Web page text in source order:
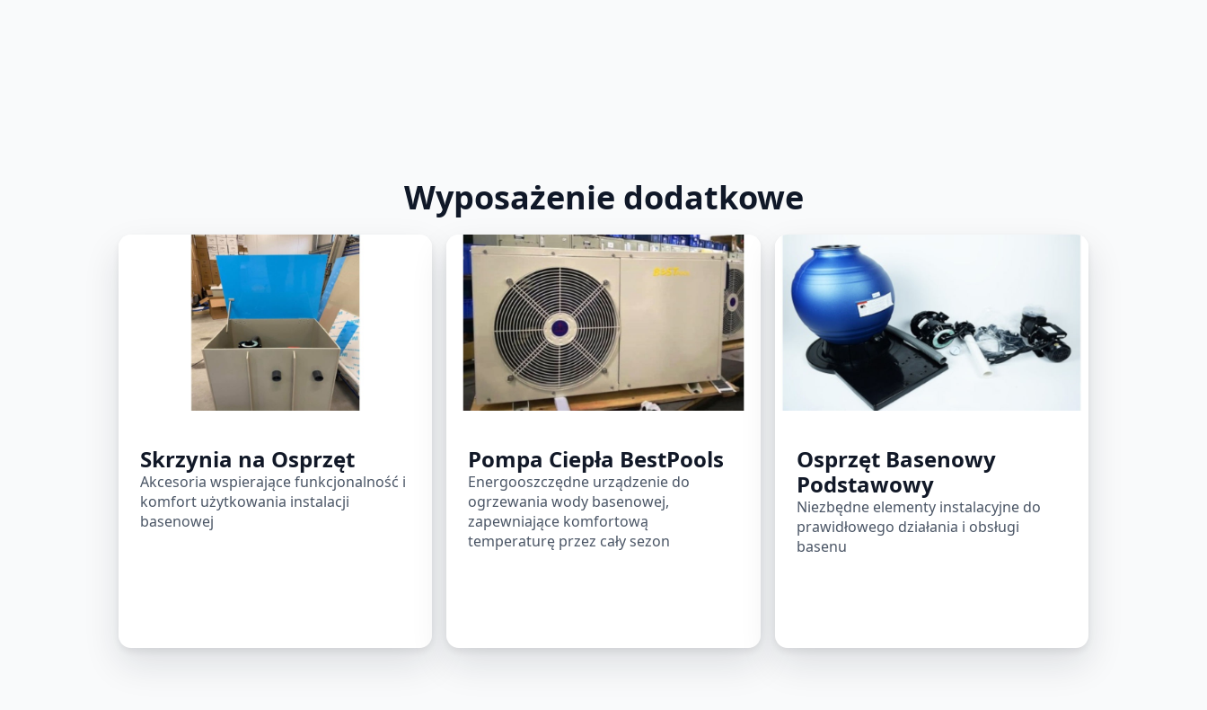
Wyposażenie dodatkowe
Skrzynia na Osprzęt
Akcesoria wspierające funkcjonalność i
komfort użytkowania instalacji
basenowej
Pompa Ciepła BestPools
Energooszczędne urządzenie do
ogrzewania wody basenowej,
zapewniające komfortową
temperaturę przez cały sezon
Osprzęt Basenowy
Podstawowy
Niezbędne elementy instalacyjne do
prawidłowego działania i obsługi
basenu